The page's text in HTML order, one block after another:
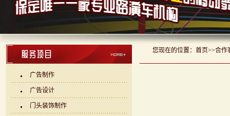
广告制作
广告设计
门头装饰制作
您现在的位置： 首页>>合作